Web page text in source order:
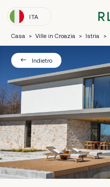
ITA
Casa > Ville in Croazia > Istria >
Indietro